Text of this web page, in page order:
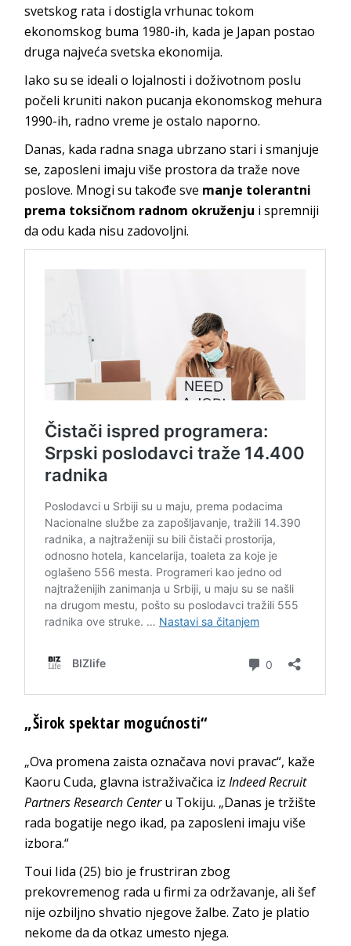
svetskog rata i dostigla vrhunac tokom
ekonomskog buma 1980-ih, kada je Japan postao
druga najveća svetska ekonomija.
Iako su se ideali o lojalnosti i doživotnom poslu
počeli kruniti nakon pucanja ekonomskog mehura
1990-ih, radno vreme je ostalo naporno.
Danas, kada radna snaga ubrzano stari i smanjuje
se, zaposleni imaju više prostora da traže nove
poslove. Mnogi su takođe sve manje tolerantni
prema toksičnom radnom okruženju i spremniji
da odu kada nisu zadovoljni.
„Širok spektar mogućnosti“
„Ova promena zaista označava novi pravac“, kaže
Kaoru Cuda, glavna istraživačica izIndeed Recruit
Partners Research Centeru Tokiju. „Danas je tržište
rada bogatije nego ikad, pa zaposleni imaju više
izbora.“
Toui Iida (25) bio je frustriran zbog
prekovremenog rada u firmi za održavanje, ali šef
nije ozbiljno shvatio njegove žalbe. Zato je platio
nekome da da otkaz umesto njega.